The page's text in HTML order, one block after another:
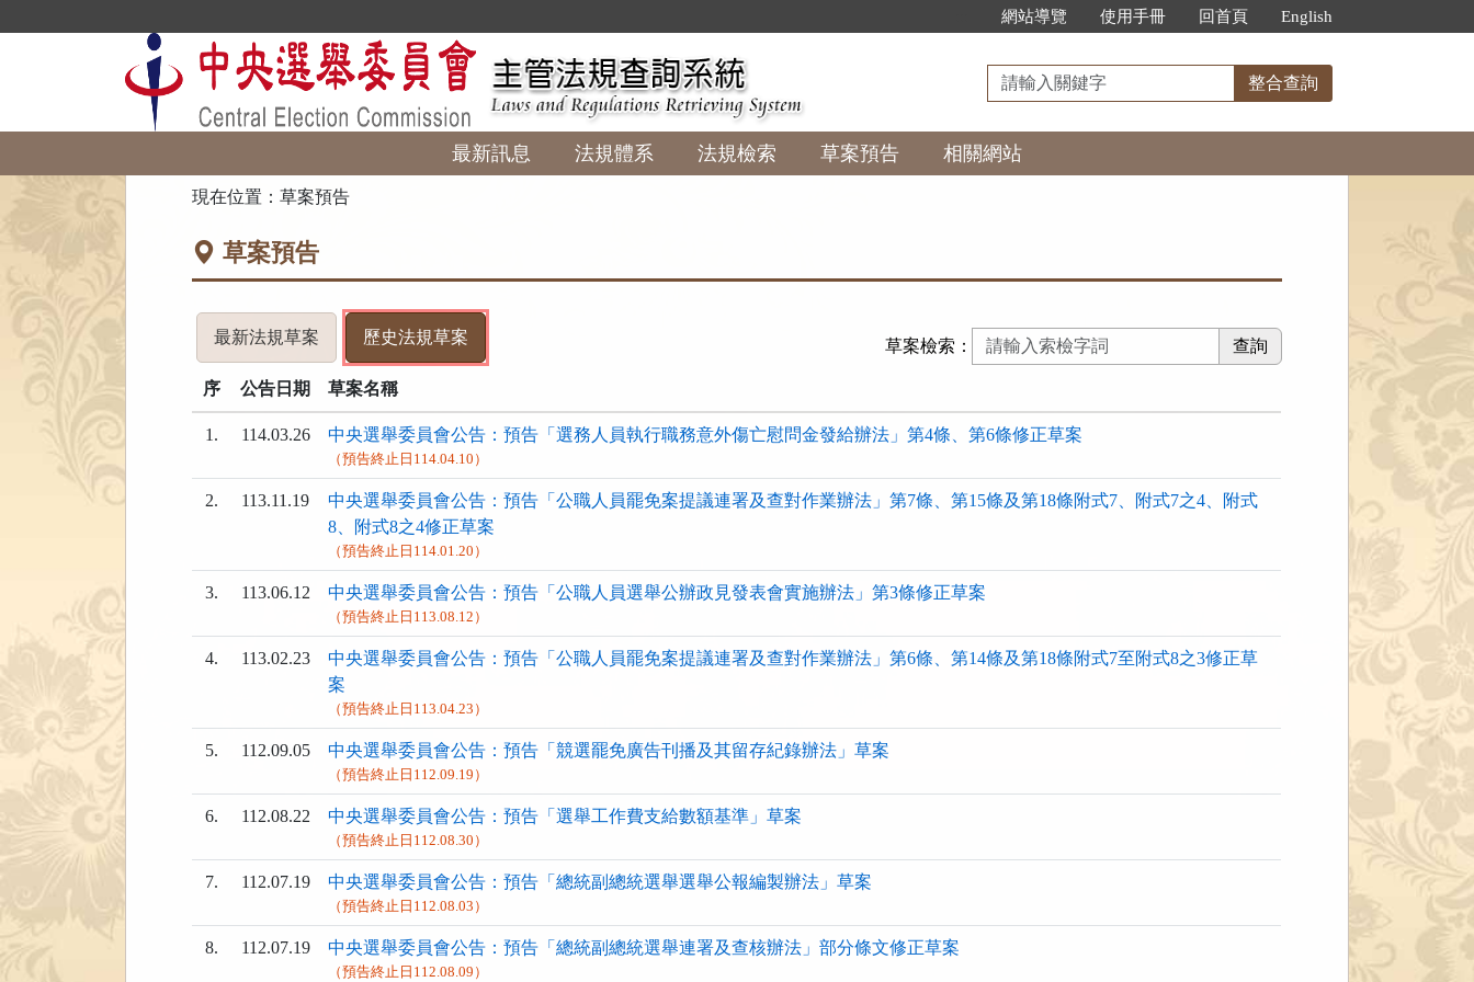
到
網站導覽 使用手冊 回首頁 English
請
輸
入
關
鍵
整合查詢
最新訊息 法規體系 法規檢索 草案預告 相關網站
現在位置：草案預告
草案預告
最新法規草案 歷史法規草案 草案檢索：
序 公告日期 草案名稱
1. 114.03.26 中央選舉委員會公告：預告「選務人員執行職務意外傷亡慰問金發給辦法」第4條、第6條修正草案
（預告終止日114.04.10）
2. 113.11.19
中央選舉委員會公告：預告「公職人員罷免案提議連署及查對作業辦法」第7條、第15條及第18條附式7、附式7之4、附式
8、附式8之4修正草案
（預告終止日114.01.20）
3. 113.06.12 中央選舉委員會公告：預告「公職人員選舉公辦政見發表會實施辦法」第3條修正草案
（預告終止日113.08.12）
4. 113.02.23
中央選舉委員會公告：預告「公職人員罷免案提議連署及查對作業辦法」第6條、第14條及第18條附式7至附式8之3修正草
案
（預告終止日113.04.23）
5. 112.09.05 中央選舉委員會公告：預告「競選罷免廣告刊播及其留存紀錄辦法」草案
（預告終止日112.09.19）
6. 112.08.22 中央選舉委員會公告：預告「選舉工作費支給數額基準」草案
（預告終止日112.08.30）
7. 112.07.19 中央選舉委員會公告：預告「總統副總統選舉選舉公報編製辦法」草案
（預告終止日112.08.03）
8. 112.07.19 中央選舉委員會公告：預告「總統副總統選舉連署及查核辦法」部分條文修正草案
（預告終止日112.08.09）